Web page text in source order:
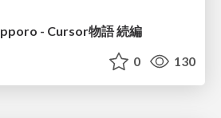
- Cursor物語 続編
0 130